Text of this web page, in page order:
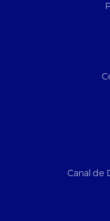
Canal de